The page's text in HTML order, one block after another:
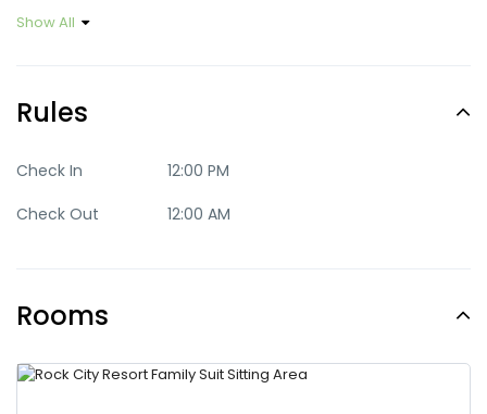
Show All
Rules
Check In
12:00 PM
Check Out
12:00 AM
Rooms